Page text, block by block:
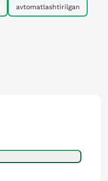
avtomatlashtirilgan